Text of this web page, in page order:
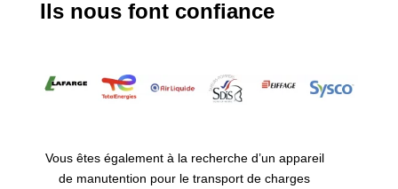
Ils nous font confiance
Vous êtes également à la recherche d’un appareil
de manutention pour le transport de charges